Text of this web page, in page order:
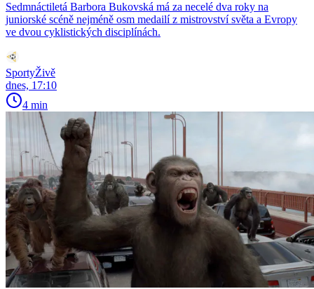
Sedmnáctiletá Barbora Bukovská má za necelé dva roky na
juniorské scéně nejméně osm medailí z mistrovství světa a Evropy
ve dvou cyklistických disciplínách.
SportyŽivě
dnes, 17:10
4 min